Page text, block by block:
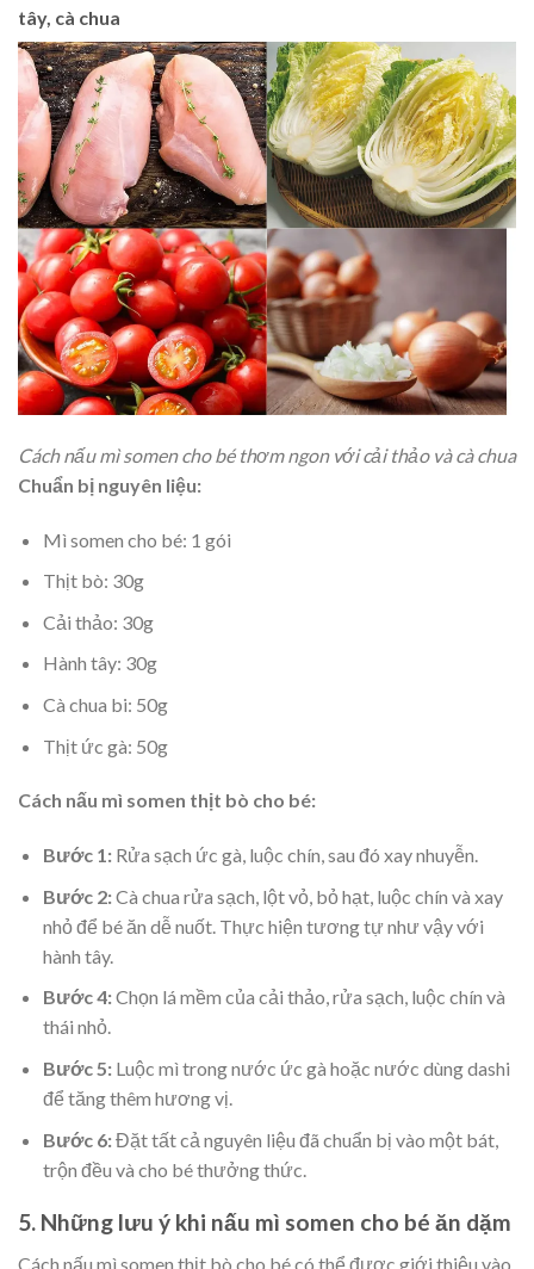
tây, cà chua
Cách nấu mì somen cho bé thơm ngon với cải thảo và cà chua
Chuẩn bị nguyên liệu:
Mì somen cho bé: 1 gói
Thịt bò: 30g
Cải thảo: 30g
Hành tây: 30g
Cà chua bi: 50g
Thịt ức gà: 50g
Cách nấu mì somen thịt bò cho bé:
Bước 1: Rửa sạch ức gà, luộc chín, sau đó xay nhuyễn.
Bước 2:Cà chua rửa sạch, lột vỏ, bỏ hạt, luộc chín và xay
nhỏ để bé ăn dễ nuốt. Thực hiện tương tự như vậy với
hành tây.
Bước 4:Chọn lá mềm của cải thảo, rửa sạch, luộc chín và
thái nhỏ.
Bước 5:Luộc mì trong nước ức gà hoặc nước dùng dashi
để tăng thêm hương vị.
Bước 6:Đặt tất cả nguyên liệu đã chuẩn bị vào một bát,
trộn đều và cho bé thưởng thức.
5. Những lưu ý khi nấu mì somen cho bé ăn dặm
Cách nấu mì somen thịt bò cho bé có thể được giới thiệu vào